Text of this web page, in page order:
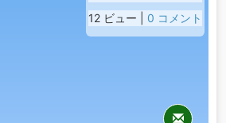
12 ビュー | 0 コメント